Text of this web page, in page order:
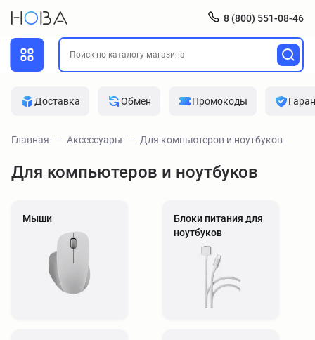
8 (800) 551-08-46
Доставка Обмен Промокоды
Главная Аксессуары Для компьютеров и ноутбуков
Для компьютеров и ноутбуков
Мыши
Блоки питания для
ноутбуков